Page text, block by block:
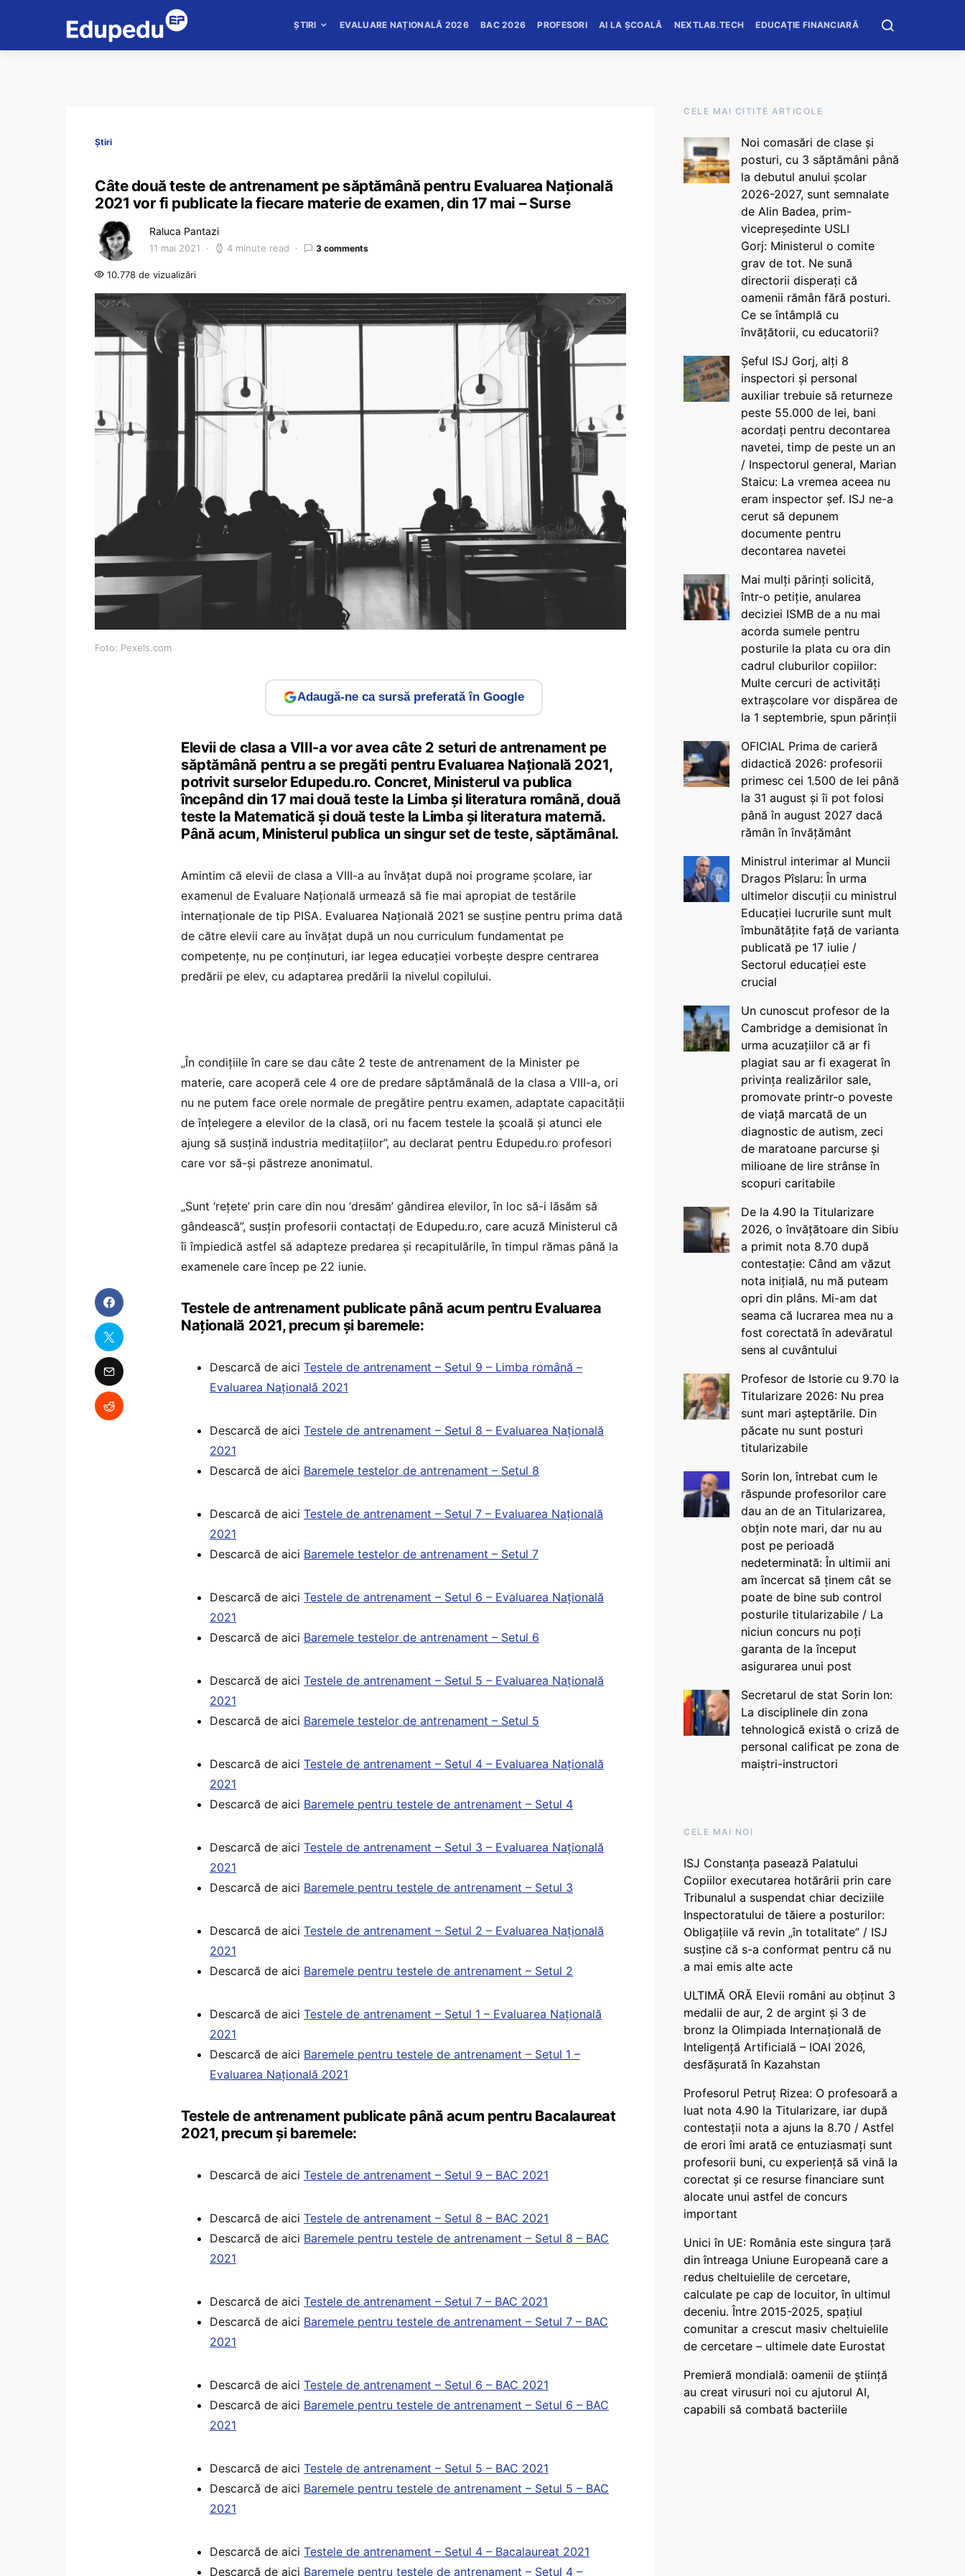
ȘTIRI EVALUARE NAȚIONALĂ 2026 BAC 2026 PROFESORI AI LA ȘCOALĂ NEXTLAB.TECH EDUCAȚIE FINANCIARĂ
Știri
Câte două teste de antrenament pe săptămână pentru Evaluarea Națională
2021 vor fi publicate la fiecare materie de examen, din 17 mai – Surse
Raluca Pantazi
11 mai 2021 4 minute read 3 comments
10.778 de vizualizări
Foto: Pexels.com
Adaugă-ne ca sursă preferată în Google
Elevii de clasa a VIII-a vor avea câte 2 seturi de antrenament pe
săptămână pentru a se pregăti pentru Evaluarea Națională 2021,
potrivit surselor Edupedu.ro. Concret, Ministerul va publica
începând din 17 mai două teste la Limba și literatura română, două
teste la Matematică și două teste la Limba și literatura maternă.
Până acum, Ministerul publica un singur set de teste, săptămânal.
Amintim că elevii de clasa a VIII-a au învățat după noi programe școlare, iar
examenul de Evaluare Națională urmează să fie mai apropiat de testările
internaționale de tip PISA. Evaluarea Națională 2021 se susține pentru prima dată
de către elevii care au învățat după un nou curriculum fundamentat pe
competențe, nu pe conținuturi, iar legea educației vorbește despre centrarea
predării pe elev, cu adaptarea predării la nivelul copilului.
„În condițiile în care se dau câte 2 teste de antrenament de la Minister pe
materie, care acoperă cele 4 ore de predare săptămânală de la clasa a VIII-a, ori
nu ne putem face orele normale de pregătire pentru examen, adaptate capacității
de înțelegere a elevilor de la clasă, ori nu facem testele la școală și atunci ele
ajung să susțină industria meditațiilor”, au declarat pentru Edupedu.ro profesori
care vor să-și păstreze anonimatul.
„Sunt ‘rețete’ prin care din nou ‘dresăm’ gândirea elevilor, în loc să-i lăsăm să
gândească”, susțin profesorii contactați de Edupedu.ro, care acuză Ministerul că
îi împiedică astfel să adapteze predarea și recapitulările, în timpul rămas până la
examenele care încep pe 22 iunie.
Testele de antrenament publicate până acum pentru Evaluarea
Națională 2021, precum și baremele:
Descarcă de aici Testele de antrenament – Setul 9 – Limba română –
Evaluarea Națională 2021
Descarcă de aici Testele de antrenament – Setul 8 – Evaluarea Națională
2021
Descarcă de aici Baremele testelor de antrenament – Setul 8
Descarcă de aici Testele de antrenament – Setul 7 – Evaluarea Națională
2021
Descarcă de aici Baremele testelor de antrenament – Setul 7
Descarcă de aici Testele de antrenament – Setul 6 – Evaluarea Națională
2021
Descarcă de aici Baremele testelor de antrenament – Setul 6
Descarcă de aici Testele de antrenament – Setul 5 – Evaluarea Națională
2021
Descarcă de aici Baremele testelor de antrenament – Setul 5
Descarcă de aici Testele de antrenament – Setul 4 – Evaluarea Națională
2021
Descarcă de aici Baremele pentru testele de antrenament – Setul 4
Descarcă de aici Testele de antrenament – Setul 3 – Evaluarea Națională
2021
Descarcă de aici Baremele pentru testele de antrenament – Setul 3
Descarcă de aici Testele de antrenament – Setul 2 – Evaluarea Națională
2021
Descarcă de aici Baremele pentru testele de antrenament – Setul 2
Descarcă de aici Testele de antrenament – Setul 1 – Evaluarea Națională
2021
Descarcă de aici Baremele pentru testele de antrenament – Setul 1 –
Evaluarea Națională 2021
Testele de antrenament publicate până acum pentru Bacalaureat
2021, precum și baremele:
Descarcă de aici Testele de antrenament – Setul 9 – BAC 2021
Descarcă de aici Testele de antrenament – Setul 8 – BAC 2021
Descarcă de aici Baremele pentru testele de antrenament – Setul 8 – BAC
2021
Descarcă de aici Testele de antrenament – Setul 7 – BAC 2021
Descarcă de aici Baremele pentru testele de antrenament – Setul 7 – BAC
2021
Descarcă de aici Testele de antrenament – Setul 6 – BAC 2021
Descarcă de aici Baremele pentru testele de antrenament – Setul 6 – BAC
2021
Descarcă de aici Testele de antrenament – Setul 5 – BAC 2021
Descarcă de aici Baremele pentru testele de antrenament – Setul 5 – BAC
2021
Descarcă de aici Testele de antrenament – Setul 4 – Bacalaureat 2021
Descarcă de aici Baremele pentru testele de antrenament – Setul 4 –
CELE MAI CITITE ARTICOLE
Noi comasări de clase și
posturi, cu 3 săptămâni până
la debutul anului școlar
2026-2027, sunt semnalate
de Alin Badea, prim-
vicepreședinte USLI
Gorj: Ministerul o comite
grav de tot. Ne sună
directorii disperați că
oamenii rămân fără posturi.
Ce se întâmplă cu
învățătorii, cu educatorii?
Șeful ISJ Gorj, alți 8
inspectori și personal
auxiliar trebuie să returneze
peste 55.000 de lei, bani
acordați pentru decontarea
navetei, timp de peste un an
/ Inspectorul general, Marian
Staicu: La vremea aceea nu
eram inspector șef. ISJ ne-a
cerut să depunem
documente pentru
decontarea navetei
Mai mulți părinți solicită,
într-o petiție, anularea
deciziei ISMB de a nu mai
acorda sumele pentru
posturile la plata cu ora din
cadrul cluburilor copiilor:
Multe cercuri de activități
extrașcolare vor dispărea de
la 1 septembrie, spun părinții
OFICIAL Prima de carieră
didactică 2026: profesorii
primesc cei 1.500 de lei până
la 31 august și îi pot folosi
până în august 2027 dacă
rămân în învățământ
Ministrul interimar al Muncii
Dragos Pîslaru: În urma
ultimelor discuții cu ministrul
Educației lucrurile sunt mult
îmbunătățite față de varianta
publicată pe 17 iulie /
Sectorul educației este
crucial
Un cunoscut profesor de la
Cambridge a demisionat în
urma acuzațiilor că ar fi
plagiat sau ar fi exagerat în
privința realizărilor sale,
promovate printr-o poveste
de viață marcată de un
diagnostic de autism, zeci
de maratoane parcurse și
milioane de lire strânse în
scopuri caritabile
De la 4.90 la Titularizare
2026, o învățătoare din Sibiu
a primit nota 8.70 după
contestație: Când am văzut
nota inițială, nu mă puteam
opri din plâns. Mi-am dat
seama că lucrarea mea nu a
fost corectată în adevăratul
sens al cuvântului
Profesor de Istorie cu 9.70 la
Titularizare 2026: Nu prea
sunt mari așteptările. Din
păcate nu sunt posturi
titularizabile
Sorin Ion, întrebat cum le
răspunde profesorilor care
dau an de an Titularizarea,
obțin note mari, dar nu au
post pe perioadă
nedeterminată: În ultimii ani
am încercat să ținem cât se
poate de bine sub control
posturile titularizabile / La
niciun concurs nu poți
garanta de la început
asigurarea unui post
Secretarul de stat Sorin Ion:
La disciplinele din zona
tehnologică există o criză de
personal calificat pe zona de
maiștri-instructori
CELE MAI NOI
ISJ Constanța pasează Palatului
Copiilor executarea hotărârii prin care
Tribunalul a suspendat chiar deciziile
Inspectoratului de tăiere a posturilor:
Obligațiile vă revin „în totalitate” / ISJ
susține că s-a conformat pentru că nu
a mai emis alte acte
ULTIMĂ ORĂ Elevii români au obținut 3
medalii de aur, 2 de argint și 3 de
bronz la Olimpiada Internațională de
Inteligență Artificială – IOAI 2026,
desfășurată în Kazahstan
Profesorul Petruț Rizea: O profesoară a
luat nota 4.90 la Titularizare, iar după
contestații nota a ajuns la 8.70 / Astfel
de erori îmi arată ce entuziasmați sunt
profesorii buni, cu experiență să vină la
corectat și ce resurse financiare sunt
alocate unui astfel de concurs
important
Unici în UE: România este singura țară
din întreaga Uniune Europeană care a
redus cheltuielile de cercetare,
calculate pe cap de locuitor, în ultimul
deceniu. Între 2015-2025, spațiul
comunitar a crescut masiv cheltuielile
de cercetare – ultimele date Eurostat
Premieră mondială: oamenii de știință
au creat virusuri noi cu ajutorul AI,
capabili să combată bacteriile